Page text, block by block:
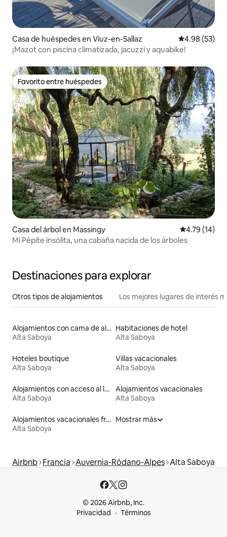
Casa de huéspedes en Viuz-en-Sallaz Calificación
4.98 (53)
¡Mazot con piscina climatizada, jacuzzi y aquabike!
Favorito entre huéspedes
Favorito entre huéspedes
Casa del árbol en Massingy Calificación
4.79 (14)
Mi Pépite insólita, una cabaña nacida de los árboles
Destinaciones para explorar
Otros tipos de alojamientos Los mejores lugares de interés
Alojamientos con cama de altura accesible
Alta Saboya
Habitaciones de hotel
Alta Saboya
Hoteles boutique
Alta Saboya
Villas vacacionales
Alta Saboya
Alojamientos con acceso al lago
Alta Saboya
Alojamientos vacacionales
Alta Saboya
Alojamientos vacacionales frente a la playa
Alta Saboya
Mostrar más
Airbnb Francia Auvernia-Ródano-Alpes Alta Saboya
© 2026 Airbnb, Inc.
Privacidad
Términos